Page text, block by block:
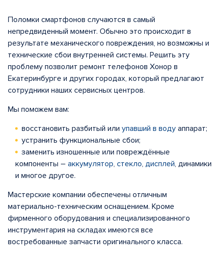
Поломки смартфонов случаются в самый
непредвиденный момент. Обычно это происходит в
результате механического повреждения, но возможны и
технические сбои внутренней системы. Решить эту
проблему позволит ремонт телефонов Хонор в
Екатеринбурге и других городах, который предлагают
сотрудники наших сервисных центров.
Мы поможем вам:
восстановить разбитый или упавший в воду аппарат;
устранить функциональные сбои;
заменить изношенные или повреждённые
компоненты – аккумулятор, стекло, дисплей, динамики
и многое другое.
Мастерские компании обеспечены отличным
материально-техническим оснащением. Кроме
фирменного оборудования и специализированного
инструментария на складах имеются все
востребованные запчасти оригинального класса.